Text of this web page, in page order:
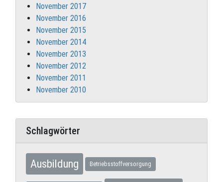
November 2017
November 2016
November 2015
November 2014
November 2013
November 2012
November 2011
November 2010
Schlagwörter
Ausbildung Betriebsstoffversorgung